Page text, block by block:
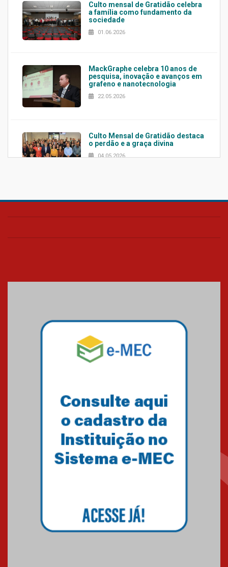
Culto mensal de Gratidão celebra
a família como fundamento da
sociedade
01.06.2026
MackGraphe celebra 10 anos de
pesquisa, inovação e avanços em
grafeno e nanotecnologia
22.05.2026
Culto Mensal de Gratidão destaca
o perdão e a graça divina
04.05.2026
Confira como foi o culto mensal
Mackenzie mobiliza campanha
solidária para apoiar famílias em
Minas Gerais
Primeiro culto do ano ressalta o
27.02.2026